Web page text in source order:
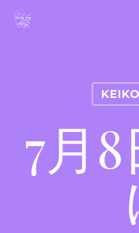
Skip
7月